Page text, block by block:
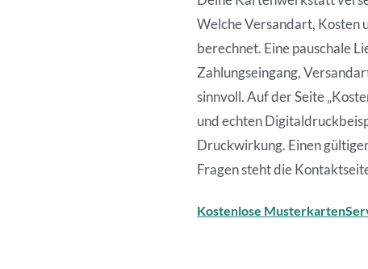
Welche Versandart, Kosten
berechnet. Eine pauschale
Zahlungseingang,
sinnvoll. Auf der Seite
und echten
Druckwirkung. Einen
Fragen steht die
Kostenlose Musterkarten